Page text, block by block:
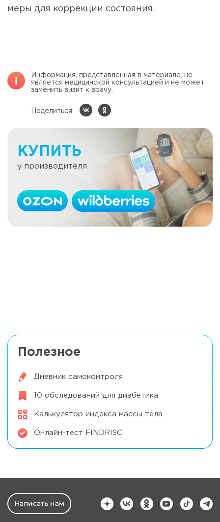
меры для коррекции состояния.
Информация, представленная в материале, не
является медицинской консультацией и не может
заменить визит к врачу.
Поделиться:
КУПИТЬ
у производителя
Полезное
Дневник самоконтроля
10 обследований для диабетика
Калькулятор индекса массы тела
Онлайн-тест FINDRISC
Написать нам